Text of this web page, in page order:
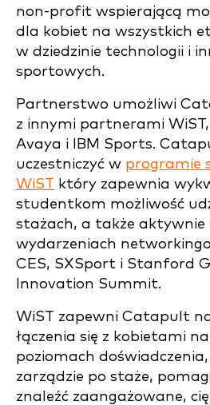
non-profit wspierającą
dla kobiet na wszystkich
w dziedzinie technologii i
sportowych.
Partnerstwo umożliwi
z innymi partnerami
Avaya i IBM Sports.
uczestniczyć w programie
WiST który zapewnia
studentkom możliwość
stażach, a także aktywnie
wydarzeniach
CES, SXSport i Stanford
Innovation Summit.
WiST zapewni Catapult
łączenia się z kobietami
poziomach
zarządzie po staże,
znaleźć zaangażowane,